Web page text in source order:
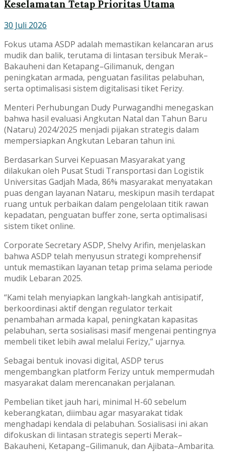
Keselamatan Tetap Prioritas Utama
30 Juli 2026
Fokus utama ASDP adalah memastikan kelancaran arus
mudik dan balik, terutama di lintasan tersibuk Merak–
Bakauheni dan Ketapang–Gilimanuk, dengan
peningkatan armada, penguatan fasilitas pelabuhan,
serta optimalisasi sistem digitalisasi tiket Ferizy.
Menteri Perhubungan Dudy Purwagandhi menegaskan
bahwa hasil evaluasi Angkutan Natal dan Tahun Baru
(Nataru) 2024/2025 menjadi pijakan strategis dalam
mempersiapkan Angkutan Lebaran tahun ini.
Berdasarkan Survei Kepuasan Masyarakat yang
dilakukan oleh Pusat Studi Transportasi dan Logistik
Universitas Gadjah Mada, 86% masyarakat menyatakan
puas dengan layanan Nataru, meskipun masih terdapat
ruang untuk perbaikan dalam pengelolaan titik rawan
kepadatan, penguatan buffer zone, serta optimalisasi
sistem tiket online.
Corporate Secretary ASDP, Shelvy Arifin, menjelaskan
bahwa ASDP telah menyusun strategi komprehensif
untuk memastikan layanan tetap prima selama periode
mudik Lebaran 2025.
“Kami telah menyiapkan langkah-langkah antisipatif,
berkoordinasi aktif dengan regulator terkait
penambahan armada kapal, peningkatan kapasitas
pelabuhan, serta sosialisasi masif mengenai pentingnya
membeli tiket lebih awal melalui Ferizy,” ujarnya.
Sebagai bentuk inovasi digital, ASDP terus
mengembangkan platform Ferizy untuk mempermudah
masyarakat dalam merencanakan perjalanan.
Pembelian tiket jauh hari, minimal H-60 sebelum
keberangkatan, diimbau agar masyarakat tidak
menghadapi kendala di pelabuhan. Sosialisasi ini akan
difokuskan di lintasan strategis seperti Merak–
Bakauheni, Ketapang–Gilimanuk, dan Ajibata–Ambarita.